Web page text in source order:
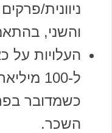
ניוונית/
והשני,
העלויות על
ל-100
כשמדובר
השכר.